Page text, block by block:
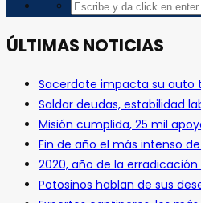
ÚLTIMAS NOTICIAS
Sacerdote impacta su auto
Saldar deudas, estabilidad
Misión cumplida, 25 mil
Fin de año el más intenso
2020, año de la
Potosinos hablan de sus